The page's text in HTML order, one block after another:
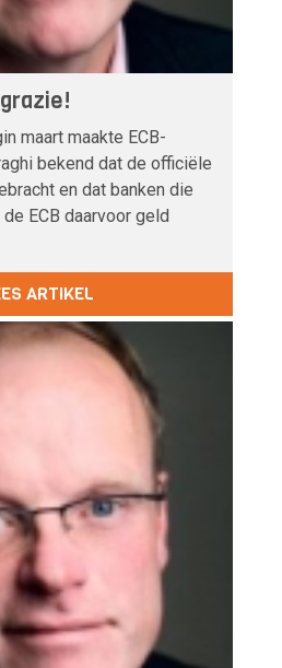
maart maakte ECB-
bekend dat de officiële
en dat banken die
ECB daarvoor geld
ARTIKEL